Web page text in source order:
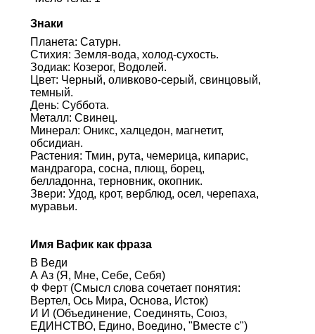
Знаки
Планета: Сатурн.
Стихия: Земля-вода, холод-сухость.
Зодиак: Козерог, Водолей.
Цвет: Черный, оливково-серый, свинцовый,
темный.
День: Суббота.
Металл: Свинец.
Минерал: Оникс, халцедон, магнетит,
обсидиан.
Растения: Тмин, рута, чемерица, кипарис,
мандрагора, сосна, плющ, борец,
белладонна, терновник, окопник.
Звери: Удод, крот, верблюд, осел, черепаха,
муравьи.
Имя Вафик как фраза
В Веди
А Аз (Я, Мне, Себе, Себя)
Ф Ферт (Смысл слова сочетает понятия:
Вертел, Ось Мира, Основа, Исток)
И И (Объединение, Соединять, Союз,
ЕДИНСТВО, Едино, Воедино, "Вместе с")